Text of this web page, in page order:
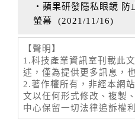
‧蘋果研發隱私眼鏡 防
螢幕 (2021/11/16)
【聲明】
1.科技產業資訊室刊載此
述，僅為提供更多訊息，
2.著作權所有，非經本網
文以任何形式修改、複製
中心保留一切法律追訴權